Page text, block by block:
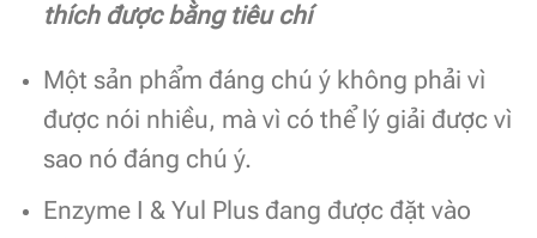
thích được bằng tiêu chí
Một sản phẩm đáng chú ý không phải vì
được nói nhiều, mà vì có thể lý giải được vì
sao nó đáng chú ý.
Enzyme I & Yul Plus đang được đặt vào